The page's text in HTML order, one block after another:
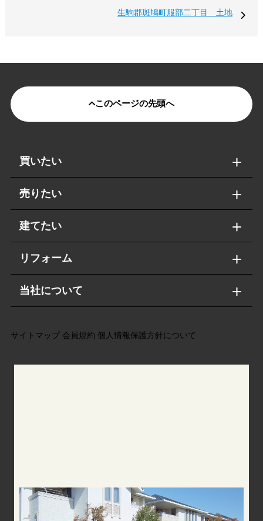
生駒郡斑鳩町服部二丁目 土地
このページの先頭へ
買いたい
売りたい
建てたい
リフォーム
当社について
サイトマップ 会員規約 個人情報保護方針について